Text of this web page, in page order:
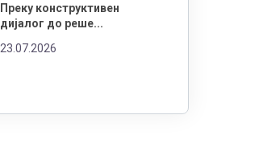
Преку конструктивен
дијалог до реше...
23.07.2026